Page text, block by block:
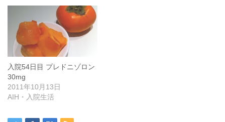
入院54日目 プレドニゾロン
30mg
2011年10月13日
AIH・入院生活